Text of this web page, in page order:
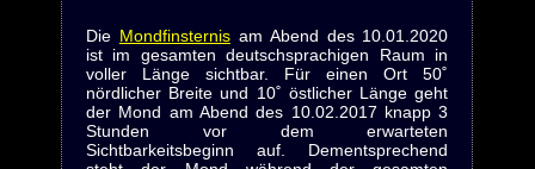
Die Mondfinsternisam Abend des 10.01.2020
ist im gesamten deutschsprachigen Raum in
voller Länge sichtbar. Für einen Ort 50˚
nördlicher Breite und 10˚ östlicher Länge geht
der Mond am Abend des 10.02.2017 knapp 3
Stunden vor dem erwarteten
Sichtbarkeitsbeginn auf. Dementsprechend